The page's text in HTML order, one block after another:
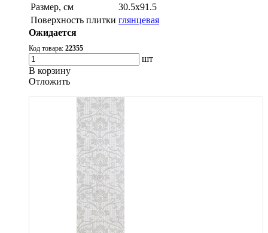
Размер, см
30.5х91.5
Поверхность плитки глянцевая
Ожидается
Код товара: 22355
шт
В корзину
Oтложить